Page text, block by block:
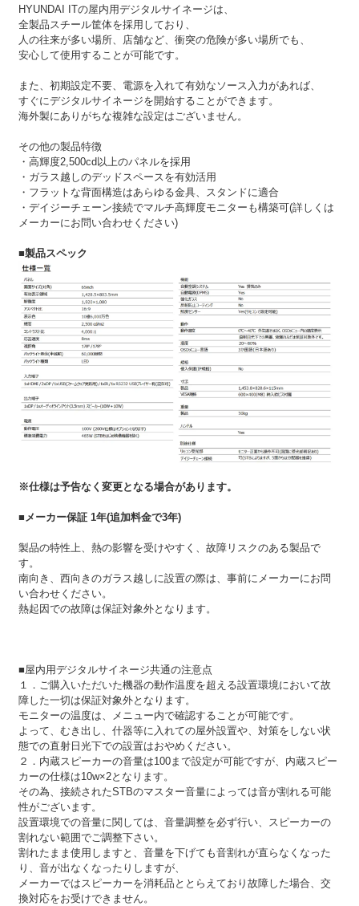
HYUNDAI ITの屋内用デジタルサイネージは、
全製品スチール筐体を採用しており、
人の往来が多い場所、店舗など、衝突の危険が多い場所でも、
安心して使用することが可能です。
また、初期設定不要、電源を入れて有効なソース入力があれば、
すぐにデジタルサイネージを開始することができます。
海外製にありがちな複雑な設定はございません。
その他の製品特徴
・高輝度2,500cd以上のパネルを採用
・ガラス越しのデッドスペースを有効活用
・フラットな背面構造はあらゆる金具、スタンドに適合
・デイジーチェーン接続でマルチ高輝度モニターも構築可(詳しくは
メーカーにお問い合わせください)
■製品スペック
※仕様は予告なく変更となる場合があります。
■メーカー保証 1年(追加料金で3年)
製品の特性上、熱の影響を受けやすく、故障リスクのある製品で
す。
南向き、西向きのガラス越しに設置の際は、事前にメーカーにお問
い合わせください。
熱起因での故障は保証対象外となります。
■屋内用デジタルサイネージ共通の注意点
１．ご購入いただいた機器の動作温度を超える設置環境において故
障した一切は保証対象外となります。
モニターの温度は、メニュー内で確認することが可能です。
よって、むき出し、什器等に入れての屋外設置や、対策をしない状
態での直射日光下での設置はおやめください。
２．内蔵スピーカーの音量は100まで設定が可能ですが、内蔵スピー
カーの仕様は10w×2となります。
その為、接続されたSTBのマスター音量によっては音が割れる可能
性がございます。
設置環境での音量に関しては、音量調整を必ず行い、スピーカーの
割れない範囲でご調整下さい。
割れたまま使用しますと、音量を下げても音割れが直らなくなった
り、音が出なくなったりしますが、
メーカーではスピーカーを消耗品ととらえており故障した場合、交
換対応をお受けできません。